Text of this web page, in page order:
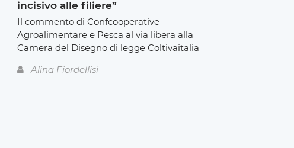
incisivo alle filiere”
Il commento di Confcooperative
Agroalimentare e Pesca al via libera alla
Camera del Disegno di legge Coltivaitalia
Alina Fiordellisi